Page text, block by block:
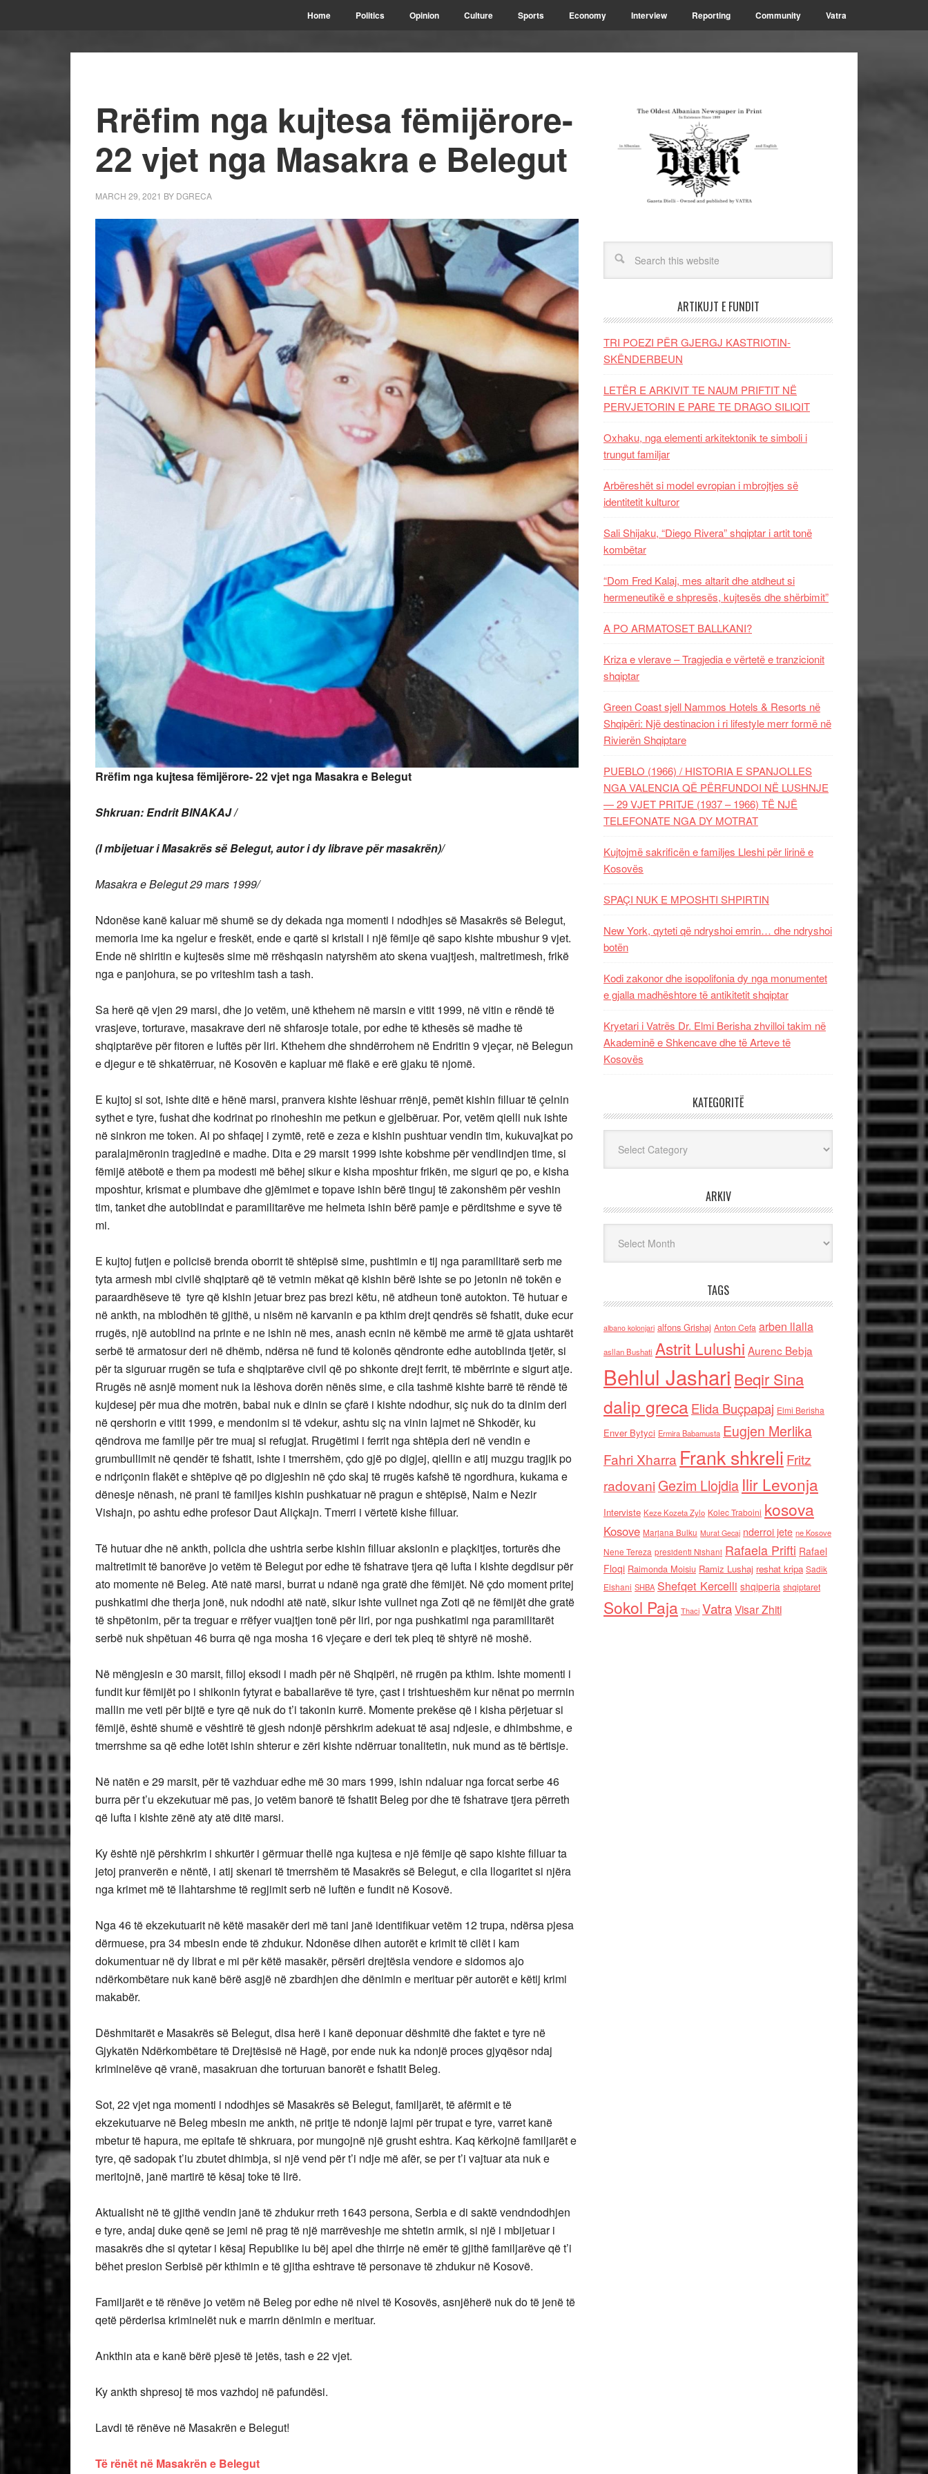
Home Politics Opinion Culture Sports Economy Interview Reporting Community Vatra
Rrëfim nga kujtesa fëmijërore-
22 vjet nga Masakra e Belegut
MARCH 29, 2021 BY DGRECA
Rrëfim nga kujtesa fëmijërore- 22 vjet nga Masakra e Belegut
Shkruan: Endrit BINAKAJ /
(I mbijetuar i Masakrës së Belegut, autor i dy librave për masakrën)/
Masakra e Belegut 29 mars 1999/
Ndonëse kanë kaluar më shumë se dy dekada nga momenti i ndodhjes së Masakrës së Belegut,
memoria ime ka ngelur e freskët, ende e qartë si kristali i një fëmije që sapo kishte mbushur 9 vjet.
Ende në shiritin e kujtesës sime më rrëshqasin natyrshëm ato skena vuajtjesh, maltretimesh, frikë
nga e panjohura, se po vriteshim tash a tash.
Sa herë që vjen 29 marsi, dhe jo vetëm, unë kthehem në marsin e vitit 1999, në vitin e rëndë të
vrasjeve, torturave, masakrave deri në shfarosje totale, por edhe të kthesës së madhe të
shqiptarëve për fitoren e luftës për liri. Kthehem dhe shndërrohem në Endritin 9 vjeçar, në Belegun
e djegur e të shkatërruar, në Kosovën e kapluar më flakë e erë gjaku të njomë.
E kujtoj si sot, ishte ditë e hënë marsi, pranvera kishte lëshuar rrënjë, pemët kishin filluar të çelnin
sythet e tyre, fushat dhe kodrinat po rinoheshin me petkun e gjelbëruar. Por, vetëm qielli nuk ishte
në sinkron me token. Ai po shfaqej i zymtë, retë e zeza e kishin pushtuar vendin tim, kukuvajkat po
paralajmëronin tragjedinë e madhe. Dita e 29 marsit 1999 ishte kobshme për vendlindjen time, si
fëmijë atëbotë e them pa modesti më bëhej sikur e kisha mposhtur frikën, me siguri qe po, e kisha
mposhtur, krismat e plumbave dhe gjëmimet e topave ishin bërë tinguj të zakonshëm për veshin
tim, tanket dhe autoblindat e paramilitarëve me helmeta ishin bërë pamje e përditshme e syve të
mi.
E kujtoj futjen e policisë brenda oborrit të shtëpisë sime, pushtimin e tij nga paramilitarë serb me
tyta armesh mbi civilë shqiptarë që të vetmin mëkat që kishin bërë ishte se po jetonin në tokën e
paraardhëseve të tyre që kishin jetuar brez pas brezi këtu, në atdheun tonë autokton. Të hutuar e
në ankth, na mblodhën të gjithë, u nisëm në karvanin e pa kthim drejt qendrës së fshatit, duke ecur
rrugës, një autoblind na printe e ne ishin në mes, anash ecnin në këmbë me armë të gjata ushtarët
serbë të armatosur deri në dhëmb, ndërsa në fund të kolonës qëndronte edhe autoblinda tjetër, si
për ta siguruar rrugën se tufa e shqiptarëve civil që po shkonte drejt ferrit, të mbërrinte e sigurt atje.
Rrugës në asnjë moment nuk ia lëshova dorën nënës sime, e cila tashmë kishte barrë të rëndë të
kujdesej për mua dhe motrën, babai nuk e dinin se çfarë i kishte ndodhur, siç nuk do ta dinim deri
në qershorin e vitit 1999, e mendonim si të vdekur, ashtu siç na vinin lajmet në Shkodër, ku
qëndrova me familje për tre muaj si refugjat. Rrugëtimi i ferrit nga shtëpia deri në vendin e
grumbullimit në qendër të fshatit, ishte i tmerrshëm, çdo gjë po digjej, qiellin e atij muzgu tragjik po
e ndriçonin flakët e shtëpive që po digjeshin në çdo skaj të rrugës kafshë të ngordhura, kukama e
dënesje nënash, në prani të familjes kishin pushkatuar në pragun e shtëpisë, Naim e Nezir
Vishajn, po ashtu edhe profesor Daut Aliçkajn. Tmerri i vërtetë kishe filluar.
Të hutuar dhe në ankth, policia dhe ushtria serbe kishin filluar aksionin e plaçkitjes, torturës dhe
maltretimit të banorëve jo vetëm të Belegut por edhe të fshatrave tjera që lufta i kishte degdisur për
ato momente në Beleg. Atë natë marsi, burrat u ndanë nga gratë dhe fëmijët. Në çdo moment pritej
pushkatimi dhe therja jonë, nuk ndodhi atë natë, sikur ishte vullnet nga Zoti që ne fëmijët dhe gratë
të shpëtonim, për ta treguar e rrëfyer vuajtjen tonë për liri, por nga pushkatimi nga paramilitarët
serbë nuk shpëtuan 46 burra që nga mosha 16 vjeçare e deri tek pleq të shtyrë në moshë.
Në mëngjesin e 30 marsit, filloj eksodi i madh për në Shqipëri, në rrugën pa kthim. Ishte momenti i
fundit kur fëmijët po i shikonin fytyrat e baballarëve të tyre, çast i trishtueshëm kur nënat po merrnin
mallin me veti për bijtë e tyre që nuk do t’i takonin kurrë. Momente prekëse që i kisha përjetuar si
fëmijë, është shumë e vështirë të gjesh ndonjë përshkrim adekuat të asaj ndjesie, e dhimbshme, e
tmerrshme sa që edhe lotët ishin shterur e zëri kishte ndërruar tonalitetin, nuk mund as të bërtisje.
Në natën e 29 marsit, për të vazhduar edhe më 30 mars 1999, ishin ndaluar nga forcat serbe 46
burra për t’u ekzekutuar më pas, jo vetëm banorë të fshatit Beleg por dhe të fshatrave tjera përreth
që lufta i kishte zënë aty atë ditë marsi.
Ky është një përshkrim i shkurtër i gërmuar thellë nga kujtesa e një fëmije që sapo kishte filluar ta
jetoj pranverën e nëntë, i atij skenari të tmerrshëm të Masakrës së Belegut, e cila llogaritet si njëra
nga krimet më të llahtarshme të regjimit serb në luftën e fundit në Kosovë.
Nga 46 të ekzekutuarit në këtë masakër deri më tani janë identifikuar vetëm 12 trupa, ndërsa pjesa
dërmuese, pra 34 mbesin ende të zhdukur. Ndonëse dihen autorët e krimit të cilët i kam
dokumentuar në dy librat e mi për këtë masakër, përsëri drejtësia vendore e sidomos ajo
ndërkombëtare nuk kanë bërë asgjë në zbardhjen dhe dënimin e merituar për autorët e këtij krimi
makabër.
Dëshmitarët e Masakrës së Belegut, disa herë i kanë deponuar dëshmitë dhe faktet e tyre në
Gjykatën Ndërkombëtare të Drejtësisë në Hagë, por ende nuk ka ndonjë proces gjyqësor ndaj
kriminelëve që vranë, masakruan dhe torturuan banorët e fshatit Beleg.
Sot, 22 vjet nga momenti i ndodhjes së Masakrës së Belegut, familjarët, të afërmit e të
ekzekutuarve në Beleg mbesin me ankth, në pritje të ndonjë lajmi për trupat e tyre, varret kanë
mbetur të hapura, me epitafe të shkruara, por mungojnë një grusht eshtra. Kaq kërkojnë familjarët e
tyre, që sadopak t’iu zbutet dhimbja, si një vend për t’i ndje më afër, se per t’i vajtuar ata nuk e
meritojnë, janë martirë të kësaj toke të lirë.
Aktualisht në të gjithë vendin janë të zhdukur rreth 1643 persona, Serbia e di saktë vendndodhjen
e tyre, andaj duke qenë se jemi në prag të një marrëveshje me shtetin armik, si një i mbijetuar i
masakrës dhe si qytetar i kësaj Republike iu bëj apel dhe thirrje në emër të gjithë familjarëve që t’i
bëhet presion Serbisë për kthimin e të gjitha eshtrave të personave të zhdukur në Kosovë.
Familjarët e të rënëve jo vetëm në Beleg por edhe në nivel të Kosovës, asnjëherë nuk do të jenë të
qetë përderisa kriminelët nuk e marrin dënimin e merituar.
Ankthin ata e kanë bërë pjesë të jetës, tash e 22 vjet.
Ky ankth shpresoj të mos vazhdoj në pafundësi.
Lavdi të rënëve në Masakrën e Belegut!
Të rënët në Masakrën e Belegut
ARTIKUJT E FUNDIT
TRI POEZI PËR GJERGJ KASTRIOTIN-
SKËNDERBEUN
LETËR E ARKIVIT TE NAUM PRIFTIT NË
PERVJETORIN E PARE TE DRAGO SILIQIT
Oxhaku, nga elementi arkitektonik te simboli i
trungut familjar
Arbëreshët si model evropian i mbrojtjes së
identitetit kulturor
Sali Shijaku, “Diego Rivera” shqiptar i artit tonë
kombëtar
“Dom Fred Kalaj, mes altarit dhe atdheut si
hermeneutikë e shpresës, kujtesës dhe shërbimit”
A PO ARMATOSET BALLKANI?
Kriza e vlerave – Tragjedia e vërtetë e tranzicionit
shqiptar
Green Coast sjell Nammos Hotels & Resorts në
Shqipëri: Një destinacion i ri lifestyle merr formë në
Rivierën Shqiptare
PUEBLO (1966) / HISTORIA E SPANJOLLES
NGA VALENCIA QË PËRFUNDOI NË LUSHNJE
— 29 VJET PRITJE (1937 – 1966) TË NJË
TELEFONATE NGA DY MOTRAT
Kujtojmë sakrificën e familjes Lleshi për lirinë e
Kosovës
SPAÇI NUK E MPOSHTI SHPIRTIN
New York, qyteti që ndryshoi emrin… dhe ndryshoi
botën
Kodi zakonor dhe isopolifonia dy nga monumentet
e gjalla madhështore të antikitetit shqiptar
Kryetari i Vatrës Dr. Elmi Berisha zhvilloi takim në
Akademinë e Shkencave dhe të Arteve të
Kosovës
KATEGORITË
ARKIV
TAGS
albano kolonjari alfons Grishaj Anton Cefa arben llalla
asllan Bushati Astrit Lulushi Aurenc Bebja
Behlul Jashari Beqir Sina
dalip grecaElida Buçpapaj Elmi Berisha
Enver Bytyci Ermira Babamusta Eugjen Merlika
Fahri Xharra Frank shkreli Fritz
radovaniGezim Llojdia Ilir Levonja
Interviste Keze Kozeta Zylo Kolec Traboini kosova
Kosove Marjana Bulku Murat Gecaj nderroi jete ne Kosove
Nene Tereza presidenti Nishani Rafaela Prifti Rafael
Floqi Raimonda Moisiu Ramiz Lushaj reshat kripa Sadik
Elshani SHBA Shefqet Kercelli shqiperia shqiptaret
Sokol Paja Thaci VatraVisar Zhiti